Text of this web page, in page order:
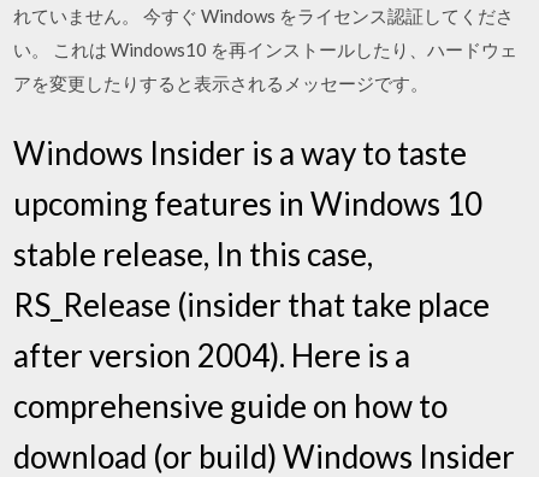
れていません。 今すぐ Windows をライセンス認証してくださ
い。 これは Windows10 を再インストールしたり、ハードウェ
アを変更したりすると表示されるメッセージです。
Windows Insider is a way to taste
upcoming features in Windows 10
stable release, In this case,
RS_Release (insider that take place
after version 2004). Here is a
comprehensive guide on how to
download (or build) Windows Insider